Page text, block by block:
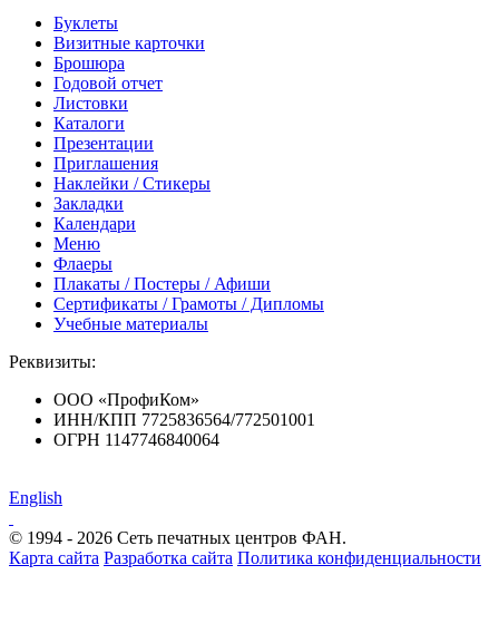
Буклеты
Визитные карточки
Брошюра
Годовой отчет
Листовки
Каталоги
Презентации
Приглашения
Наклейки / Стикеры
Закладки
Календари
Меню
Флаеры
Плакаты / Постеры / Афиши
Сертификаты / Грамоты / Дипломы
Учебные материалы
Реквизиты:
ООО «ПрофиКом»
ИНН/КПП 7725836564/772501001
ОГРН 1147746840064
English
© 1994 - 2026 Сеть печатных центров ФАН.
Карта сайта Разработка сайта Политика конфиденциальности